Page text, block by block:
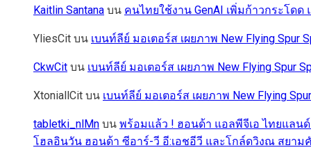
Kaitlin Santana บน คนไทยใช้งาน GenAI เพิ่มก้าวกระโด
YliesCit บน เบนท์ลีย์ มอเตอร์ส เผยภาพ New Flying
CkwCit บน เบนท์ลีย์ มอเตอร์ส เผยภาพ New Flying Spur
XtoniallCit บน เบนท์ลีย์ มอเตอร์ส เผยภาพ New Flying
tabletki_nlMn บน พร้อมแล้ว ! ฮอนด้า แอลพีจีเอ ไทยแลนด์
โฮลอินวัน ฮอนด้า ซีอาร์-วี อี:เอชอีวี และโกล์ดวิงณ สยา